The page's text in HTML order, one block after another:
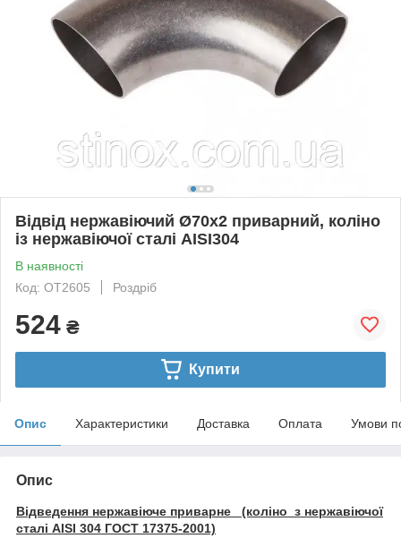
Відвід нержавіючий Ø70х2 приварний, коліно
із нержавіючої сталі AISI304
В наявності
Код: OT2605
Роздріб
524 ₴
Купити
Опис Характеристики Доставка Оплата Умови
Опис
Відведення нержавіюче приварне (коліно з нержавіючої
сталі AISI 304 ГОСТ 17375-2001)